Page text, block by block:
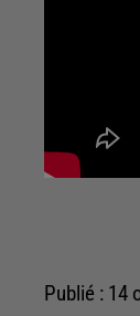
Publié : 14